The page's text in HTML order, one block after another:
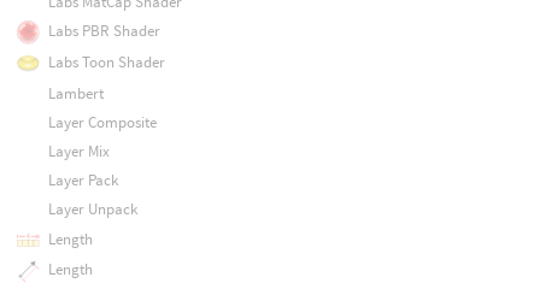
Labs PBR Shader
Labs Toon Shader
Lambert
Layer Composite
Layer Mix
Layer Pack
Layer Unpack
Length
Length